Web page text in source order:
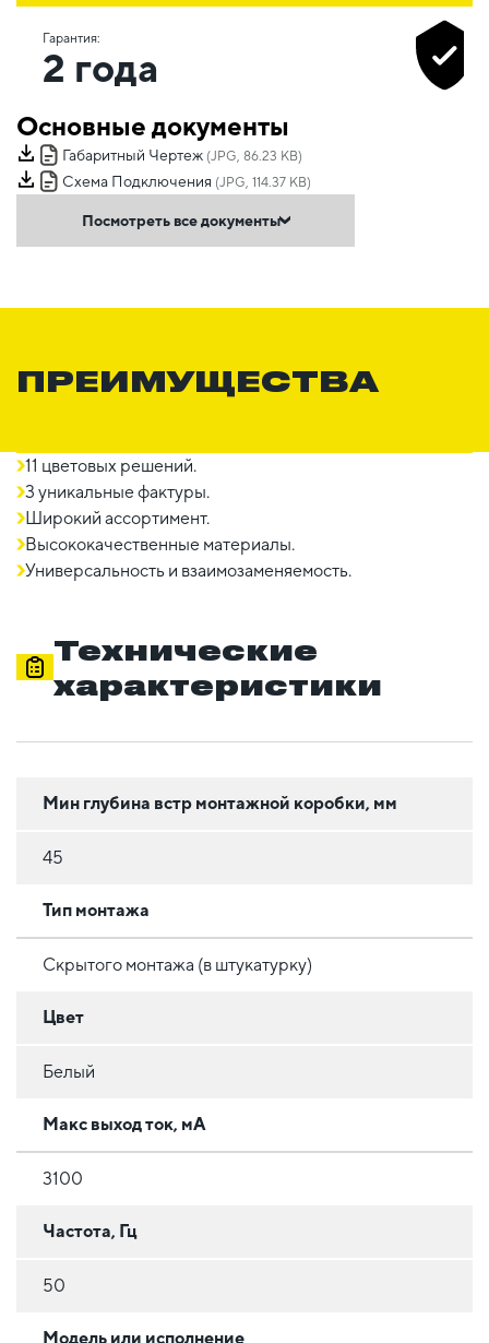
Гарантия:
2 года
Основные документы
Габаритный Чертеж (JPG, 86.23 KB)
Схема Подключения (JPG, 114.37 KB)
Посмотреть все документы
ПРЕИМУЩЕСТВА
11 цветовых решений.
3 уникальные фактуры.
Широкий ассортимент.
Высококачественные материалы.
Универсальность и взаимозаменяемость.
Технические
характеристики
Мин глубина встр монтажной коробки, мм
45
Тип монтажа
Скрытого монтажа (в штукатурку)
Цвет
Белый
Макс выход ток, мА
3100
Частота, Гц
50
Модель или исполнение